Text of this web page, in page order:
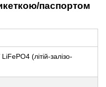
паспортом
(літій-залізо-